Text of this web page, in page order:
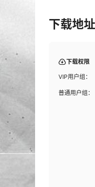
下载地址
下载权限
VIP用户组：
普通用户组：